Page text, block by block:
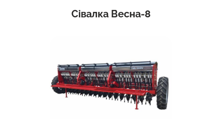
Сівалка Весна-8